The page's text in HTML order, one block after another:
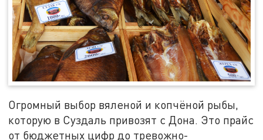
Огромный выбор вяленой и копчёной рыбы,
которую в Суздаль привозят с Дона. Это прайс
от бюджетных цифр до тревожно-